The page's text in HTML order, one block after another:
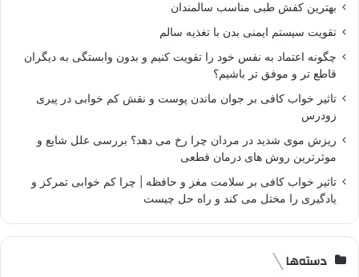
بهترین کفش طبی مناسب سالمندان
تقویت سیستم ایمنی بدن با تغذیه سالم
چگونه اعتماد به نفس خود را تقویت کنیم و بدون وابستگی به دیگران
قاطع تر و موفق تر باشیم؟
تاثیر خواب کافی بر جوان ماندن پوست و نقش کم خوابی در پیری
زودرس
ریزش موی شدید در مردان چرا رخ می دهد؟ بررسی علل شایع و
موثرترین روش های درمان قطعی
تاثیر خواب کافی بر سلامت مغز و حافظه | چرا کم خوابی تمرکز و
یادگیری را مختل می کند و راه حل چیست
دسته‌ها